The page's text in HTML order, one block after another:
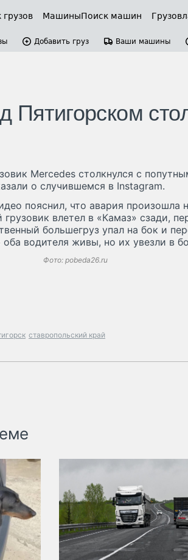
грузов МашиныПоиск машин
Добавить груз Ваши машины
Пятигорском
Mercedes столкнулся с
о случившемся в Instagram.
пояснил, что авария произошла
влетел в «Камаз» сзади,
большегруз упал на бок и
оба водителя живы, но их увезли в
Фото: pobeda26.ru
ставропольский край